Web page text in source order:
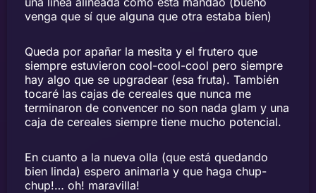
venga que sí que alguna que otra estaba bien)
Queda por apañar la mesita y el frutero que
siempre estuvieron cool-cool-cool pero siempre
hay algo que se upgradear (esa fruta). También
tocaré las cajas de cereales que nunca me
terminaron de convencer no son nada glam y una
caja de cereales siempre tiene mucho potencial.
En cuanto a la nueva olla (que está quedando
bien linda) espero animarla y que haga chup-
chup!… oh! maravilla!